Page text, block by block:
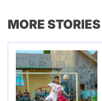
MORE STORIES